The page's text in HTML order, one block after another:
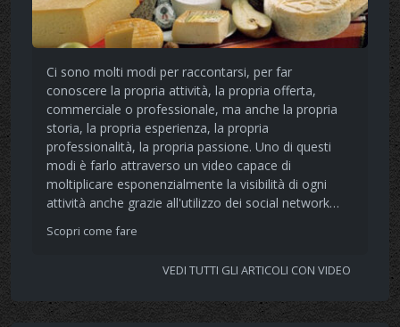
Ci sono molti modi per raccontarsi, per far
conoscere la propria attività, la propria offerta,
commerciale o professionale, ma anche la propria
storia, la propria esperienza, la propria
professionalità, la propria passione. Uno di questi
modi è farlo attraverso un video capace di
moltiplicare esponenzialmente la visibilità di ogni
attività anche grazie all'utilizzo dei social network…
Scopri come fare
VEDI TUTTI GLI ARTICOLI CON VIDEO